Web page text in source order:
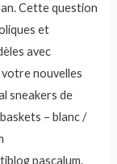
Cette question
et
avec
nouvelles
sneakers de
– blanc /
pascalum.